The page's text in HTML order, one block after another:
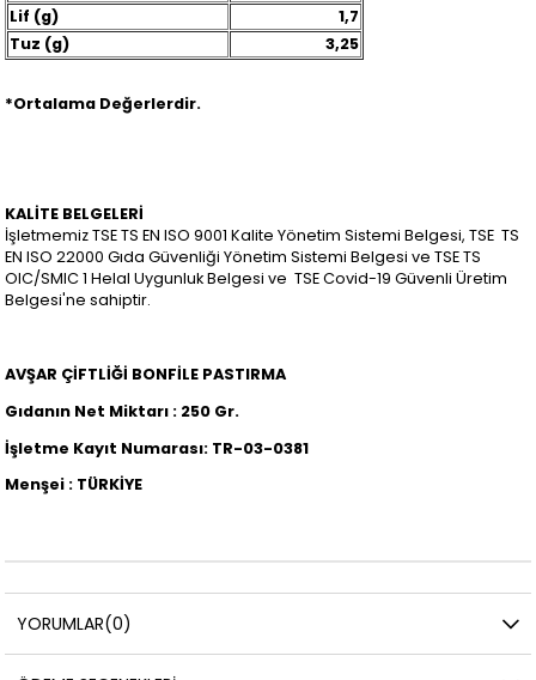
Lif (g)
1,7
Tuz (g)
3,25
*Ortalama Değerlerdir.
KALİTE BELGELERİ
İşletmemiz TSE TS EN ISO 9001 Kalite Yönetim Sistemi Belgesi, TSE TS
EN ISO 22000 Gıda Güvenliği Yönetim Sistemi Belgesi ve TSE TS
OIC/SMIC 1 Helal Uygunluk Belgesi ve TSE Covid-19 Güvenli Üretim
Belgesi'ne sahiptir.
AVŞAR ÇİFTLİĞİ BONFİLE PASTIRMA
Gıdanın Net Miktarı : 250 Gr.
İşletme Kayıt Numarası: TR-03-0381
Menşei : TÜRKİYE
YORUMLAR(0)